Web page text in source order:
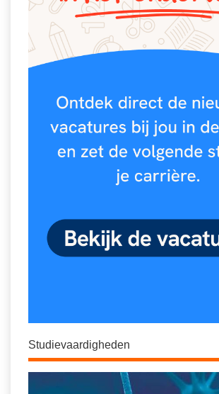
Studievaardigheden